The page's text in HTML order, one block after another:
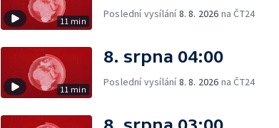
11 min
Poslední vysílání8. 8. 2026 na ČT24
11 min
8. srpna 04:00
Poslední vysílání8. 8. 2026 na ČT24